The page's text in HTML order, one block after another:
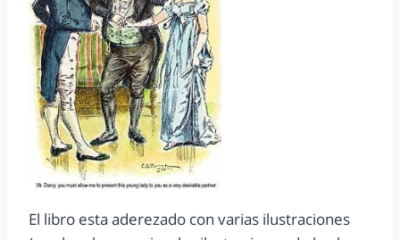
El libro esta aderezado con varias ilustraciones